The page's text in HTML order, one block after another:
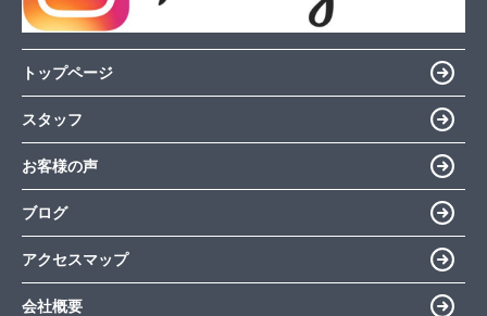
トップページ
スタッフ
お客様の声
ブログ
アクセスマップ
会社概要